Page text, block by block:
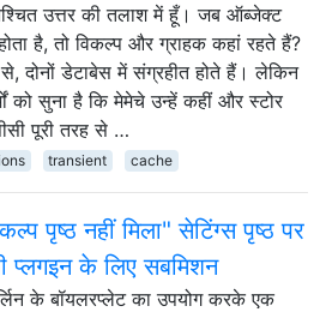
उत्तर की तलाश में हूँ। जब ऑब्जेक्ट
है, तो विकल्प और ग्राहक कहां रहते हैं?
दोनों डेटाबेस में संग्रहीत होते हैं। लेकिन
को सुना है कि मेमेचे उन्हें कहीं और स्टोर
पूरी तरह से …
transient cache
पृष्ठ नहीं मिला" सेटिंग्स पृष्ठ पर
के लिए सबमिशन
के बॉयलरप्लेट का उपयोग करके एक